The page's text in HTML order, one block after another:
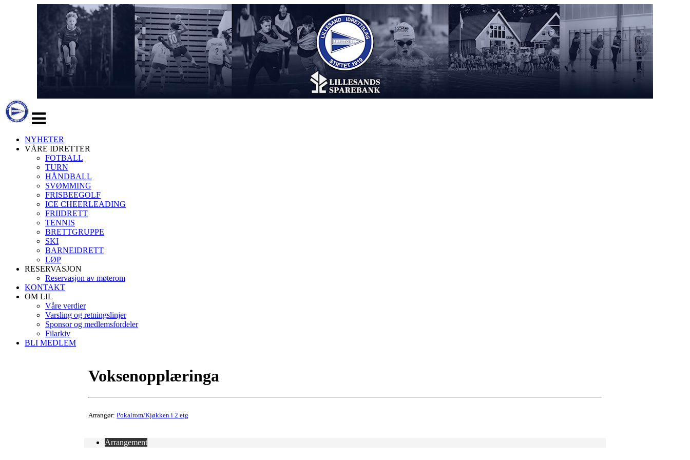
navigasjon
NYHETER
VÅRE IDRETTER
FOTBALL
TURN
HÅNDBALL
SVØMMING
FRISBEEGOLF
ICE CHEERLEADING
FRIIDRETT
TENNIS
BRETTGRUPPE
SKI
BARNEIDRETT
LØP
RESERVASJON
Reservasjon av møterom
KONTAKT
OM LIL
Våre verdier
Varsling og retningslinjer
Sponsor og medlemsfordeler
Filarkiv
BLI MEDLEM
Voksenopplæringa
Arrangør: Pokalrom/Kjøkken i 2 etg
Arrangement